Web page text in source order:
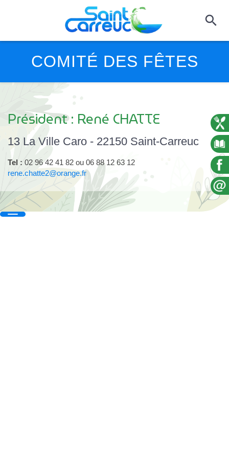
COMITÉ DES FÊTES
Président : René CHATTE
13 La Ville Caro - 22150 Saint-Carreuc
Tel : 02 96 42 41 82 ou 06 88 12 63 12
rene.chatte2@orange.fr